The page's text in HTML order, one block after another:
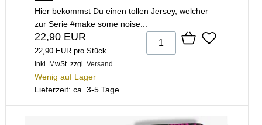
Hier bekommst Du einen tollen Jersey, welcher
zur Serie #make some noise...
22,90 EUR
22,90 EUR pro Stück
inkl. MwSt. zzgl. Versand
Wenig auf Lager
Lieferzeit: ca. 3-5 Tage